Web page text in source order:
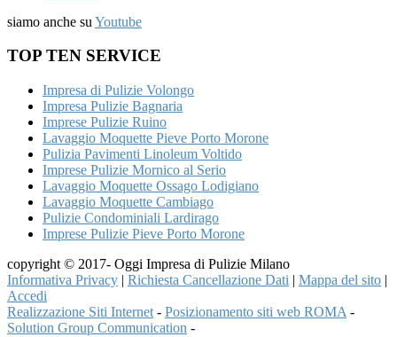
siamo anche su Youtube
TOP TEN SERVICE
Impresa di Pulizie Volongo
Impresa Pulizie Bagnaria
Imprese Pulizie Ruino
Lavaggio Moquette Pieve Porto Morone
Pulizia Pavimenti Linoleum Voltido
Imprese Pulizie Mornico al Serio
Lavaggio Moquette Ossago Lodigiano
Lavaggio Moquette Cambiago
Pulizie Condominiali Lardirago
Imprese Pulizie Pieve Porto Morone
copyright © 2017- Oggi Impresa di Pulizie Milano
Informativa Privacy | Richiesta Cancellazione Dati | Mappa del sito |
Accedi
Realizzazione Siti Internet - Posizionamento siti web ROMA -
Solution Group Communication -